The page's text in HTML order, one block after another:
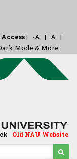
| -A | A |
Mode & More
| Old NAU Website